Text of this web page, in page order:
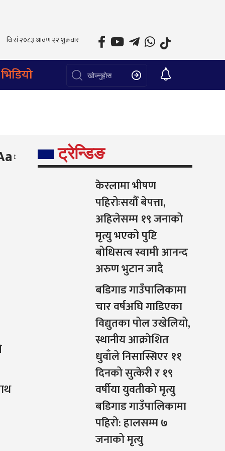
भिडियो
ट्रेन्डिङ
केरलामा भीषण
पहिरोःसयौँ बेपत्ता,
अहिलेसम्म १९ जनाको
मृत्यु भएको पुष्टि
बोधिसत्व स्वामी आनन्द
अरुण भुटान जादै
बडिगाड गाउँपालिकामा
चार वर्षअघि गाडिएका
विद्युतका पोल उखेलियो,
स्थानीय आक्रोशित
धुवाँले निसास्सिएर ११
दिनको सुत्केरी र १९
वर्षीया युवतीको मृत्यु
बडिगाड गाउँपालिकामा
पहिरो: हालसम्म ७
जनाको मृत्यु